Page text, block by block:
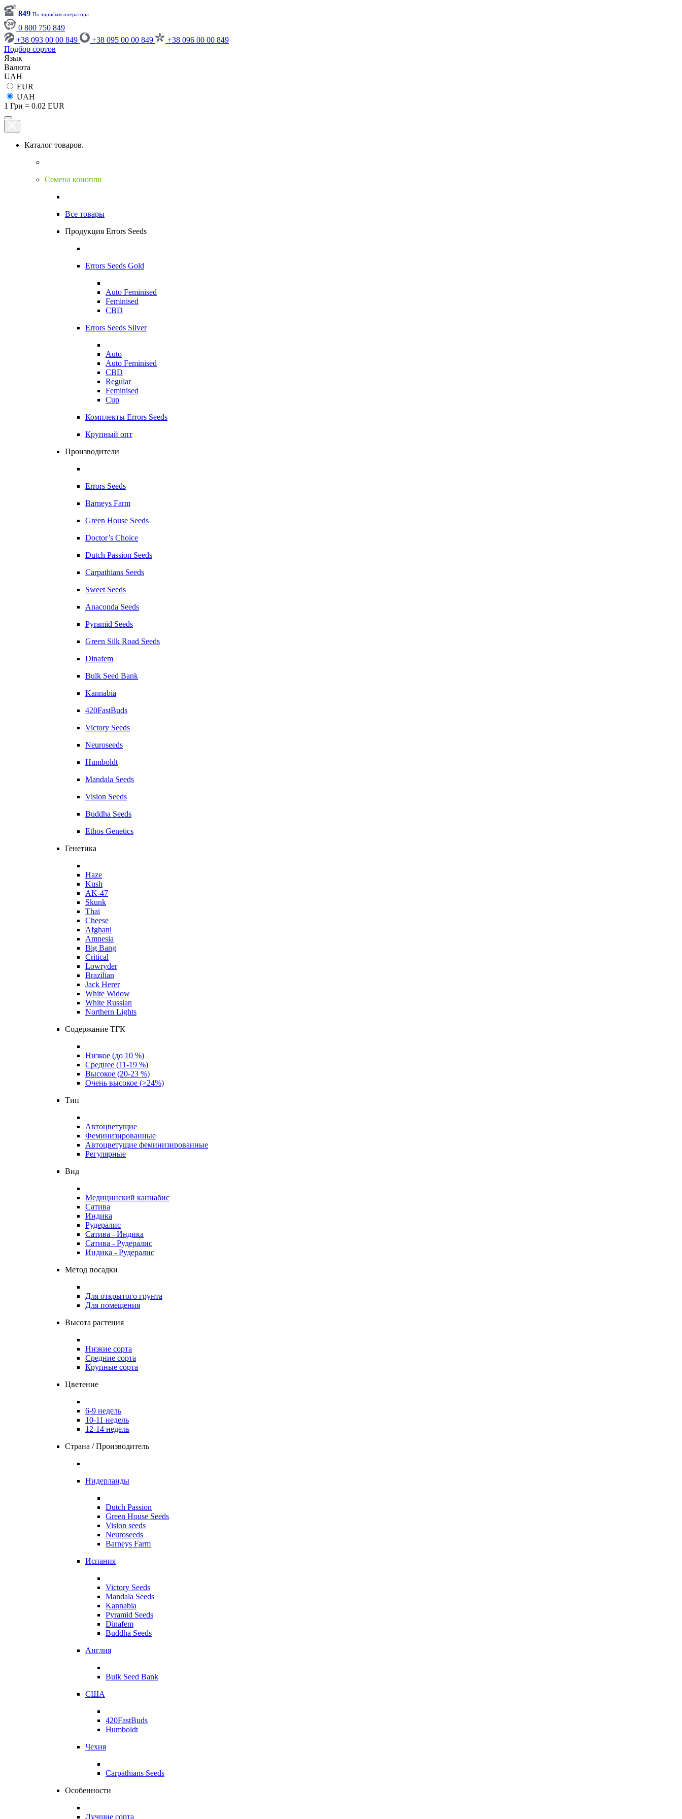
849 По тарифам оператора
0 800 750 849
+38 093 00 00 849
+38 095 00 00 849
+38 096 00 00 849
Подбор сортов
Язык
Валюта
UAH
EUR
UAH
1 Грн = 0.02 EUR
Каталог товаров.
Семена конопли
Все товары
Продукция Errors Seeds
Errors Seeds Gold
Auto Feminised
Feminised
CBD
Errors Seeds Silver
Auto
Auto Feminised
CBD
Regular
Feminised
Cup
Комплекты Errors Seeds
Крупный опт
Производители
Errors Seeds
Barneys Farm
Green House Seeds
Doctor’s Choice
Dutch Passion Seeds
Carpathians Seeds
Sweet Seeds
Anaconda Seeds
Pyramid Seeds
Green Silk Road Seeds
Dinafem
Bulk Seed Bank
Kannabia
420FastBuds
Victory Seeds
Neuroseeds
Humboldt
Mandala Seeds
Vision Seeds
Buddha Seeds
Ethos Genetics
Генетика
Haze
Kush
AK-47
Skunk
Thai
Cheese
Afghani
Amnesia
Big Bang
Critical
Lowryder
Brazilian
Jack Herer
White Widow
White Russian
Northern Lights
Содержание ТГК
Низкое (до 10 %)
Среднее (11-19 %)
Высокое (20-23 %)
Очень высокое (>24%)
Тип
Автоцветущие
Феминизированные
Автоцветущие феминизированные
Регулярные
Вид
Медицинский каннабис
Сатива
Индика
Рудералис
Сатива - Индика
Сатива - Рудералис
Индика - Рудералис
Метод посадки
Для открытого грунта
Для помещения
Высота растения
Низкие сорта
Средние сорта
Крупные сорта
Цветение
6-9 недель
10-11 недель
12-14 недель
Страна / Производитель
Нидерланды
Dutch Passion
Green House Seeds
Vision seeds
Neuroseeds
Barneys Farm
Испания
Victory Seeds
Mandala Seeds
Kannabia
Pyramid Seeds
Dinafem
Buddha Seeds
Англия
Bulk Seed Bank
США
420FastBuds
Humboldt
Чехия
Carpathians Seeds
Особенности
Лучшие сорта